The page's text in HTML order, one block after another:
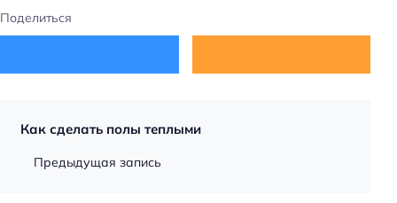
Поделиться
Как сделать полы теплыми
Предыдущая запись